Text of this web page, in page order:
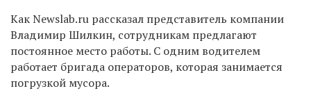
КакNewslab.ru рассказал представитель компании
Владимир Шилкин, сотрудникам предлагают
постоянное место работы. С одним водителем
работает бригада операторов, которая занимается
погрузкой мусора.